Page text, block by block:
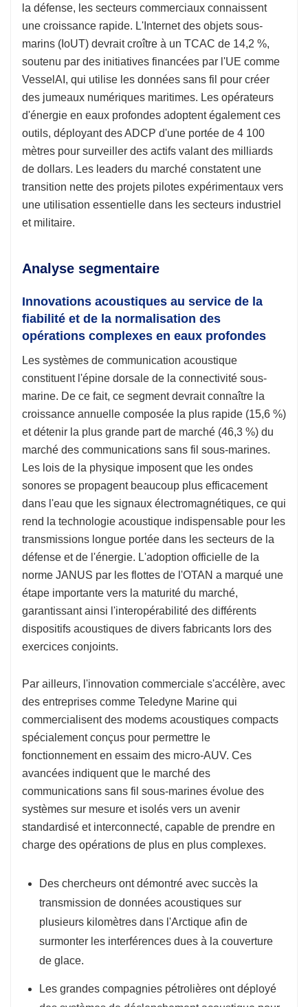
la défense, les secteurs commerciaux connaissent
une croissance rapide. L'Internet des objets sous-
marins (IoUT) devrait croître à un TCAC de 14,2 %,
soutenu par des initiatives financées par l'UE comme
VesselAI, qui utilise les données sans fil pour créer
des jumeaux numériques maritimes. Les opérateurs
d'énergie en eaux profondes adoptent également ces
outils, déployant des ADCP d'une portée de 4 100
mètres pour surveiller des actifs valant des milliards
de dollars. Les leaders du marché constatent une
transition nette des projets pilotes expérimentaux vers
une utilisation essentielle dans les secteurs industriel
et militaire.
Analyse segmentaire
Innovations acoustiques au service de la
fiabilité et de la normalisation des
opérations complexes en eaux profondes
Les systèmes de communication acoustique
constituent l'épine dorsale de la connectivité sous-
marine. De ce fait, ce segment devrait connaître la
croissance annuelle composée la plus rapide (15,6 %)
et détenir la plus grande part de marché (46,3 %) du
marché des communications sans fil sous-marines.
Les lois de la physique imposent que les ondes
sonores se propagent beaucoup plus efficacement
dans l'eau que les signaux électromagnétiques, ce qui
rend la technologie acoustique indispensable pour les
transmissions longue portée dans les secteurs de la
défense et de l'énergie. L'adoption officielle de la
norme JANUS par les flottes de l'OTAN a marqué une
étape importante vers la maturité du marché,
garantissant ainsi l'interopérabilité des différents
dispositifs acoustiques de divers fabricants lors des
exercices conjoints.
Par ailleurs, l'innovation commerciale s'accélère, avec
des entreprises comme Teledyne Marine qui
commercialisent des modems acoustiques compacts
spécialement conçus pour permettre le
fonctionnement en essaim des micro-AUV. Ces
avancées indiquent que le marché des
communications sans fil sous-marines évolue des
systèmes sur mesure et isolés vers un avenir
standardisé et interconnecté, capable de prendre en
charge des opérations de plus en plus complexes.
Des chercheurs ont démontré avec succès la
transmission de données acoustiques sur
plusieurs kilomètres dans l'Arctique afin de
surmonter les interférences dues à la couverture
de glace.
Les grandes compagnies pétrolières ont déployé